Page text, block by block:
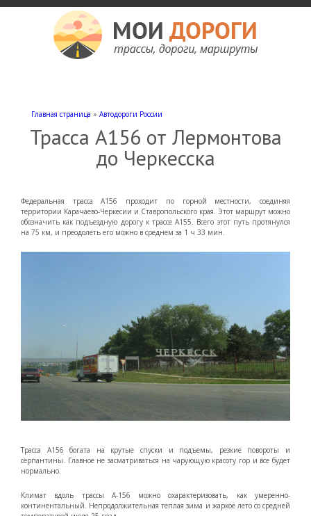
Главная страница » Автодороги России
Трасса А156 от Лермонтова
до Черкесска
Федеральная трасса А156 проходит по горной местности, соединяя
территории Карачаево-Черкесии и Ставропольского края. Этот маршрут можно
обозначить как подъездную дорогу к трассе А155. Всего этот путь протянулся
на 75 км, и преодолеть его можно в среднем за 1 ч 33 мин.
Трасса А156 богата на крутые спуски и подъемы, резкие повороты и
серпантины. Главное не засматриваться на чарующую красоту гор и все будет
нормально.
Климат вдоль трассы А-156 можно охарактеризовать, как умеренно-
континентальный. Непродолжительная теплая зима и жаркое лето со средней